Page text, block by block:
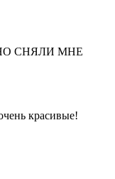
СНЯЛИ МНЕ
красивые!